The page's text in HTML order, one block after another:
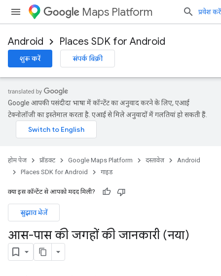
Maps Platform प्रवेश करें
Android Places SDK for Android
शुरू करें संपर्क बिक्री
Google आपकी पसंदीदा भाषा में कॉन्टेंट का अनुवाद करने के लिए, एआई
टेक्नोलॉजी का इस्तेमाल करता है. एआई से मिले अनुवादों में गलतियां हो सकती हैं.
होम पेज प्रॉडक्ट Google Maps Platform दस्तावेज़
Android
Places SDK for Android
गाइड
क्या इस कॉन्टेंट से आपको मदद मिली?
सुझाव भेजें
आस-पास की जगहों की जानकारी (नया)